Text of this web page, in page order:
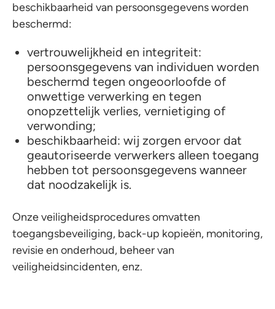
beschikbaarheid van persoonsgegevens worden
beschermd:
vertrouwelijkheid en integriteit:
persoonsgegevens van individuen worden
beschermd tegen ongeoorloofde of
onwettige verwerking en tegen
onopzettelijk verlies, vernietiging of
verwonding;
beschikbaarheid: wij zorgen ervoor dat
geautoriseerde verwerkers alleen toegang
hebben tot persoonsgegevens wanneer
dat noodzakelijk is.
Onze veiligheidsprocedures omvatten
toegangsbeveiliging, back-up kopieën, monitoring,
revisie en onderhoud, beheer van
veiligheidsincidenten, enz.